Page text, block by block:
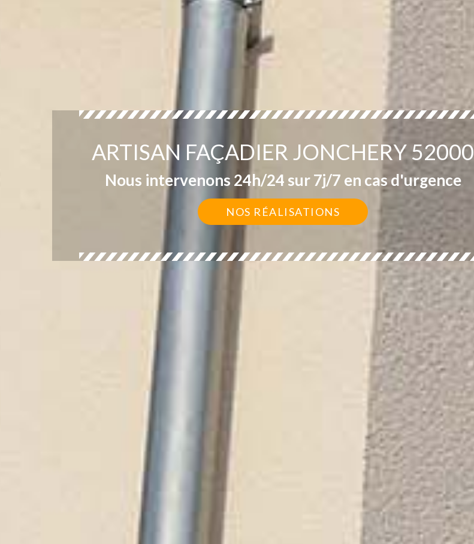
ARTISAN FAÇADIER JONCHERY 52000
Nous intervenons 24h/24 sur 7j/7 en cas d'urgence
NOS RÉALISATIONS